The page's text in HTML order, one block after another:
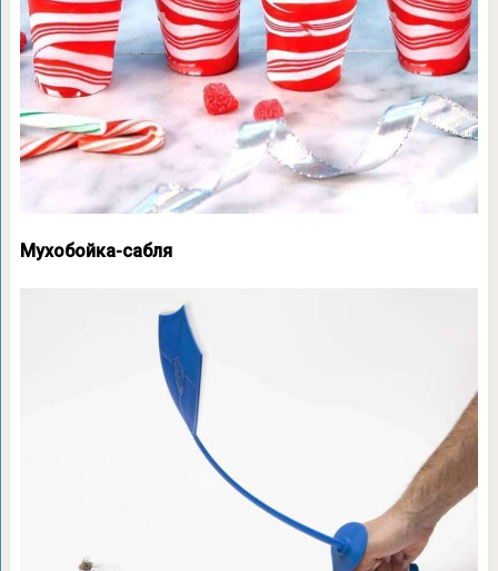
Мухобойка-сабля